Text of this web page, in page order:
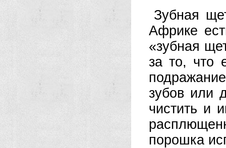
Зубная
Африке
«зубная
за то, что
зубов или
чистить и
порошка